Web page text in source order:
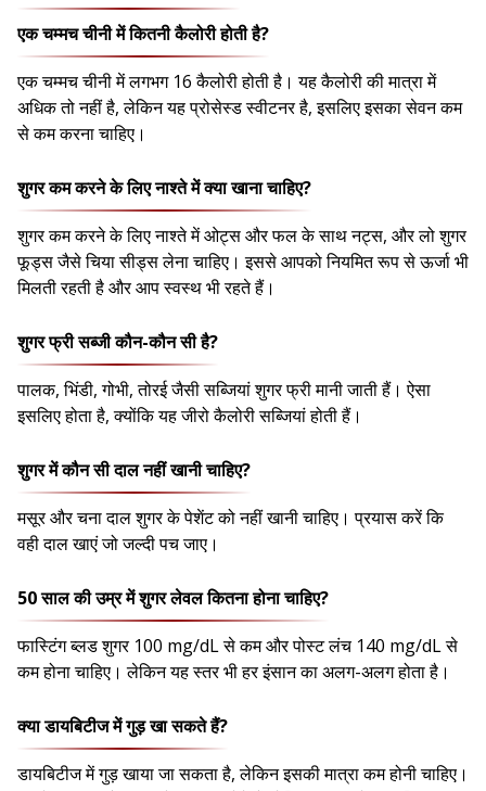
एक चम्मच चीनी में कितनी कैलोरी होती है?
एक चम्मच चीनी में लगभग 16 कैलोरी होती है। यह कैलोरी की मात्रा में
अधिक तो नहीं है, लेकिन यह प्रोसेस्ड स्वीटनर है, इसलिए इसका सेवन कम
से कम करना चाहिए।
शुगर कम करने के लिए नाश्ते में क्या खाना चाहिए?
शुगर कम करने के लिए नाश्ते में ओट्स और फल के साथ नट्स, और लो शुगर
फूड्स जैसे चिया सीड्स लेना चाहिए। इससे आपको नियमित रूप से ऊर्जा भी
मिलती रहती है और आप स्वस्थ भी रहते हैं।
शुगर फ्री सब्जी कौन-कौन सी है?
पालक, भिंडी, गोभी, तोरई जैसी सब्जियां शुगर फ्री मानी जाती हैं। ऐसा
इसलिए होता है, क्योंकि यह जीरो कैलोरी सब्जियां होती हैं।
शुगर में कौन सी दाल नहीं खानी चाहिए?
मसूर और चना दाल शुगर के पेशेंट को नहीं खानी चाहिए। प्रयास करें कि
वही दाल खाएं जो जल्दी पच जाए।
50 साल की उम्र में शुगर लेवल कितना होना चाहिए?
फास्टिंग ब्लड शुगर 100 mg/dL से कम और पोस्ट लंच 140 mg/dL से
कम होना चाहिए। लेकिन यह स्तर भी हर इंसान का अलग-अलग होता है।
क्या डायबिटीज में गुड़ खा सकते हैं?
डायबिटीज में गुड़ खाया जा सकता है, लेकिन इसकी मात्रा कम होनी चाहिए।